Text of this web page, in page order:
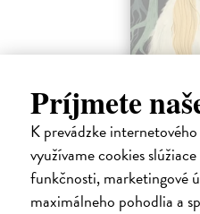
Príjmete
K prevádzke
využívame cookies
funkčnosti, marketingové
maximálneho pohodlia a
Nokturna
Pérez Laura| Kniha
Ve svém díle Nokturna španělská
zkoumá melancholii a magii, jež
vyprávění propojuje záblesky ze
Zasielame do 12 dní